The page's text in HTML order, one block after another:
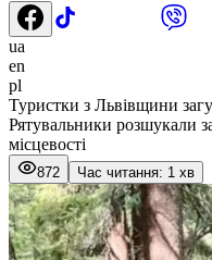
ua
en
pl
Туристки з Львівщини
Рятувальники розшукали
місцевості
872 Час читання: 1 хв